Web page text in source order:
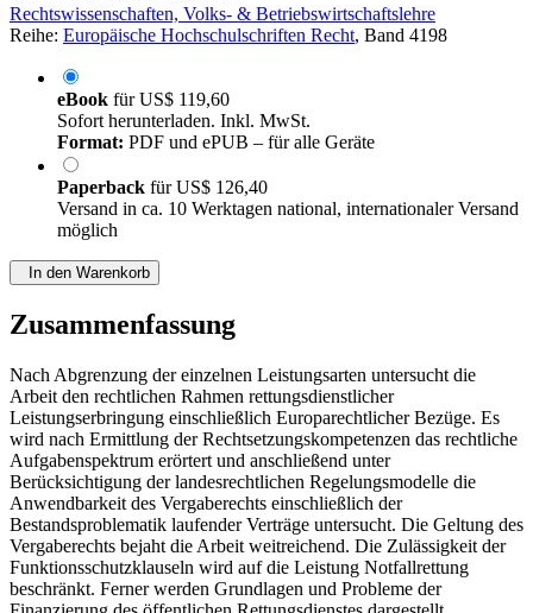
©2005 Dissertation 368 Seiten
Rechtswissenschaften, Volks- & Betriebswirtschaftslehre
eBookfürUS$ 119,60
Sofort herunterladen. Inkl. MwSt.
Format:
PaperbackfürUS$ 126,40
Versand in ca. 10 Werktagen national, internationaler Versand
Zusammenfassung
Nach Abgrenzung der einzelnen Leistungsarten untersucht die
Arbeit den rechtlichen Rahmen rettungsdienstlicher
Leistungserbringung einschließlich Europarechtlicher Bezüge. Es
wird nach Ermittlung der Rechtsetzungskompetenzen das rechtliche
Aufgabenspektrum erörtert und anschließend unter
Berücksichtigung der landesrechtlichen Regelungsmodelle die
Anwendbarkeit des Vergaberechts einschließlich der
Bestandsproblematik laufender Verträge untersucht. Die Geltung des
Vergaberechts bejaht die Arbeit weitreichend. Die Zulässigkeit der
Funktionsschutzklauseln wird auf die Leistung Notfallrettung